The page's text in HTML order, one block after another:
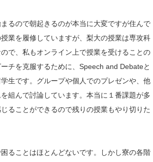
るので朝起きるのが本当に大変ですが住んで
業を履修していますが、梨大の授業は専攻科
で、私もオンライン上で授業を受けることの
チを克服するために、Speech and Debateと
生です。グループや個人でのプレゼンや、他
組んで討論しています。本当に１番課題が多
ることができるので残りの授業もやり切りた
ることはほとんどないです。しかし寮の各階